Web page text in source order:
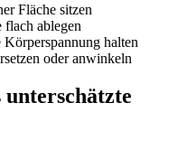
Fläche sitzen
flach ablegen
halten
oder anwinkeln
unterschätzte